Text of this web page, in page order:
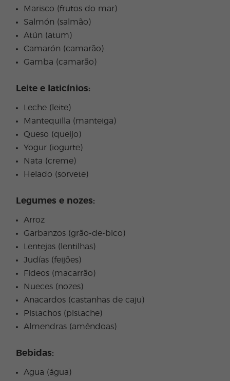
Marisco (frutos do mar)
Salmón (salmão)
Atún (atum)
Camarón (camarão)
Gamba (camarão)
Leite e laticínios:
Leche (leite)
Mantequilla (manteiga)
Queso (queijo)
Yogur (iogurte)
Nata (creme)
Helado (sorvete)
Legumes e nozes:
Arroz
Garbanzos (grão-de-bico)
Lentejas (lentilhas)
Judías (feijões)
Fideos (macarrão)
Nueces (nozes)
Anacardos (castanhas de caju)
Pistachos (pistache)
Almendras (amêndoas)
Bebidas:
Agua (água)